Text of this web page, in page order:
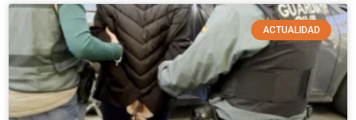
ACTUALIDAD